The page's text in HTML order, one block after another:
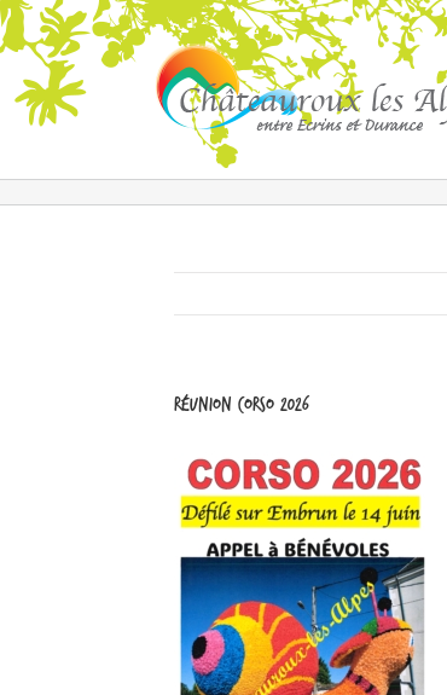
Réunion Corso 2026